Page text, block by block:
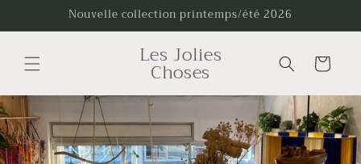
au
Nouvelle collection printemps/été 2026
Les Jolies
Choses Panier